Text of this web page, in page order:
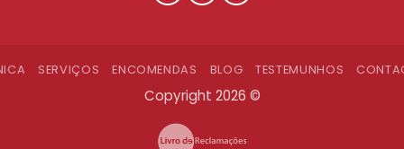
SERVIÇOS ENCOMENDAS BLOG TESTEMUNHOS
Copyright 2026 ©